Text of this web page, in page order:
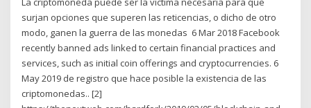
surjan opciones que superen las reticencias, o dicho de otro
modo, ganen la guerra de las monedas 6 Mar 2018 Facebook
recently banned ads linked to certain financial practices and
services, such as initial coin offerings and cryptocurrencies. 6
May 2019 de registro que hace posible la existencia de las
criptomonedas.. [2]